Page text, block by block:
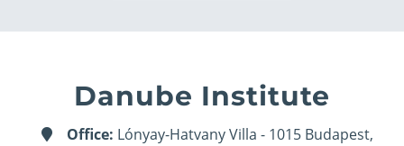
Danube Institute
Office: Lónyay-Hatvany Villa - 1015 Budapest,